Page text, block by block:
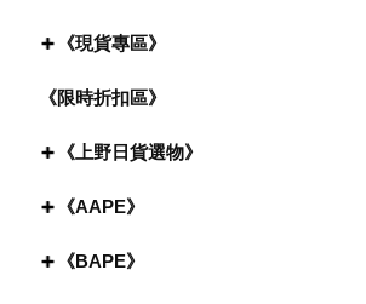
《現貨專區》
《限時折扣區》
《上野日貨選物》
《AAPE》
《BAPE》